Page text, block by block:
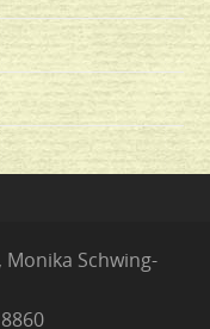
Schwing-